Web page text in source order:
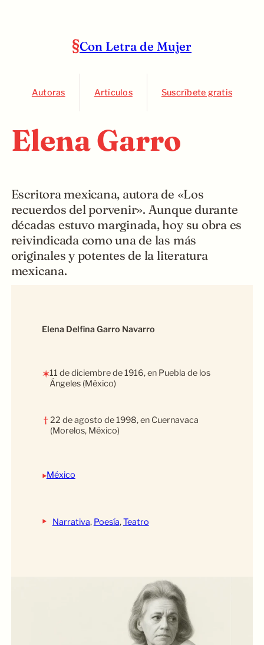
Con Letra de Mujer
Autoras Artículos Suscríbete gratis
Elena Garro
Escritora mexicana, autora de «Los
recuerdos del porvenir». Aunque durante
décadas estuvo marginada, hoy su obra es
reivindicada como una de las más
originales y potentes de la literatura
mexicana.
Elena Delfina Garro Navarro
✶11 de diciembre de 1916, en Puebla de los
Ángeles (México)
† 22 de agosto de 1998, en Cuernavaca
(Morelos, México)
‣México
‣ Narrativa, Poesía, Teatro